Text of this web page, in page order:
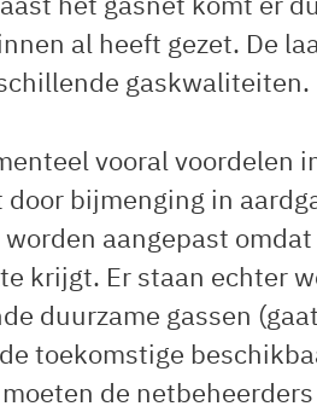
al heeft gezet. De
gaskwaliteiten.
vooral voordelen
bijmenging in
aangepast
krijgt. Er staan echter
duurzame gassen
toekomstige
de